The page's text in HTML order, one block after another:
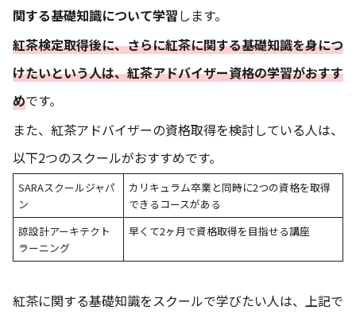
関する基礎知識について学習します。
紅茶検定取得後に、さらに紅茶に関する基礎知識を身につ
けたいという人は、紅茶アドバイザー資格の学習がおすす
めです。
また、紅茶アドバイザーの資格取得を検討している人は、
以下2つのスクールがおすすめです。
SARAスクールジャパ
ン
カリキュラム卒業と同時に2つの資格を取得
できるコースがある
諒設計アーキテクト
ラーニング
早くて2ヶ月で資格取得を目指せる講座
紅茶に関する基礎知識をスクールで学びたい人は、上記で